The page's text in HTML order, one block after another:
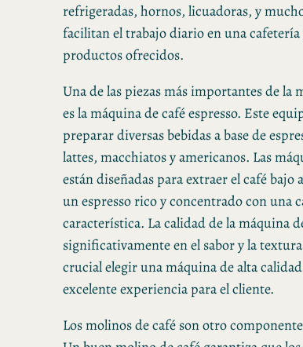
refrigeradas, hornos, licuadoras, y
facilitan el trabajo diario en una
productos ofrecidos.
Una de las piezas más importantes de la
es la máquina de café espresso. Este
preparar diversas bebidas a base de
lattes, macchiatos y americanos. Las
están diseñadas para extraer el café
un espresso rico y concentrado con una
característica. La calidad de la máquina
significativamente en el sabor y la
crucial elegir una máquina de alta
excelente experiencia para el cliente.
Los molinos de café son otro